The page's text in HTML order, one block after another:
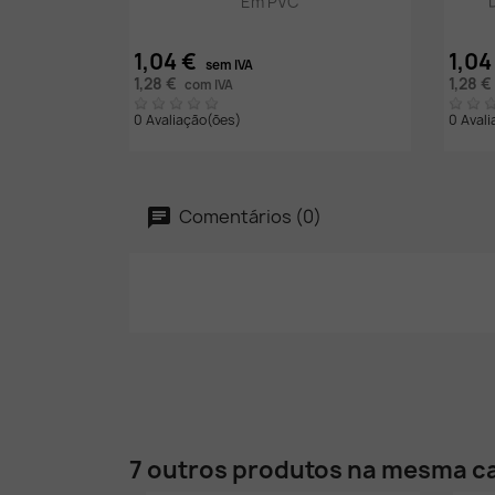
1,04 € sem IVA
1,28 € com IVA
0 Avaliação(ões)
1,28 €
0
Comentários (0)
7 outros produtos na mesma